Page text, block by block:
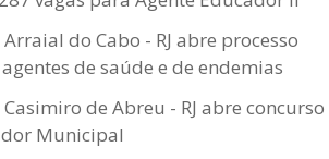
do Cabo - RJ abre processo
de saúde e de endemias
de Abreu - RJ abre concurso
Municipal